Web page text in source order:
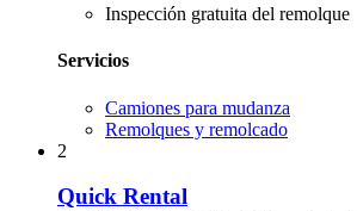
Inspección gratuita del remolque
Servicios
Camiones para mudanza
Remolques y remolcado
2
Quick Rental